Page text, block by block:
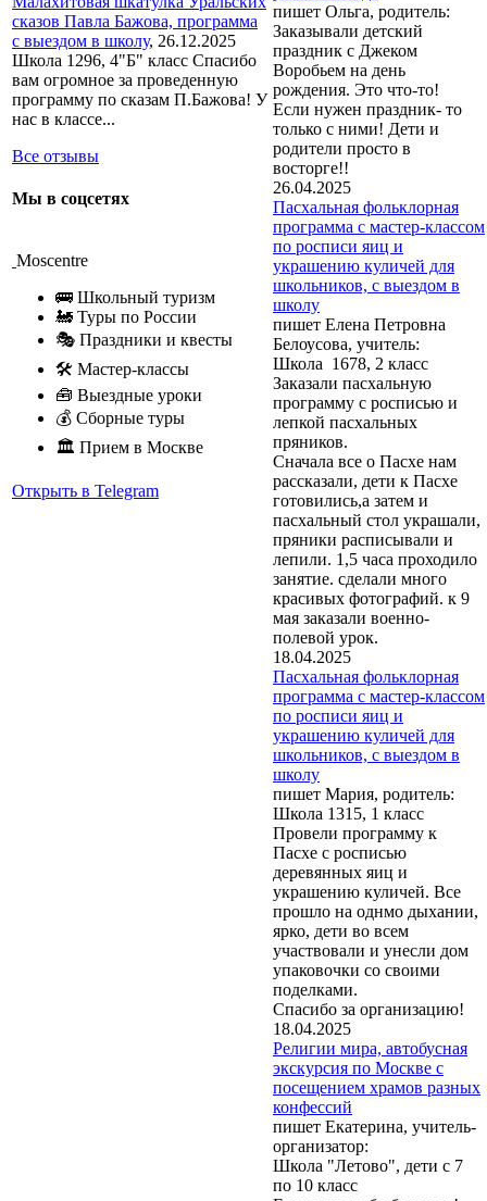
сказов Павла Бажова, программа
с выездом в школу, 26.12.2025
Школа 1296, 4"Б" класс Спасибо
вам огромное за проведенную
программу по сказам П.Бажова! У
нас в классе...
Все отзывы
Мы в соцсетях
Moscentre
🚌 Школьный туризм
🚂 Туры по России
🎭 Праздники и квесты
🛠 Мастер-классы
🧰 Выездные уроки
💰 Сборные туры
🏛 Прием в Москве
Открыть в Telegram
пишет Ольга, родитель:
Заказывали детский
праздник с Джеком
Воробьем на день
рождения. Это что-то!
Если нужен праздник- то
только с ними! Дети и
родители просто в
восторге!!
26.04.2025
Пасхальная фольклорная
программа с мастер-классом
по росписи яиц и
украшению куличей для
школьников, с выездом в
школу
пишет Елена Петровна
Белоусова, учитель:
Школа 1678, 2 класс
Заказали пасхальную
программу с росписью и
лепкой пасхальных
пряников.
Сначала все о Пасхе нам
рассказали, дети к Пасхе
готовились,а затем и
пасхальный стол украшали,
пряники расписывали и
лепили. 1,5 часа проходило
занятие. сделали много
красивых фотографий. к 9
мая заказали военно-
полевой урок.
18.04.2025
Пасхальная фольклорная
программа с мастер-классом
по росписи яиц и
украшению куличей для
школьников, с выездом в
школу
пишет Мария, родитель:
Школа 1315, 1 класс
Провели программу к
Пасхе с росписью
деревянных яиц и
украшению куличей. Все
прошло на однмо дыхании,
ярко, дети во всем
участвовали и унесли дом
упаковочки со своими
поделками.
Спасибо за организацию!
18.04.2025
Религии мира, автобусная
экскурсия по Москве с
посещением храмов разных
конфессий
пишет Екатерина, учитель-
организатор:
Школа "Летово", дети с 7
по 10 класс